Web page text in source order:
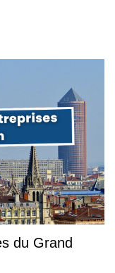
du Grand